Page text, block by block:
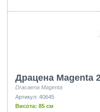
Драцена Magenta
Dracaena Magenta
Артикул: 40645
Висота: 85 см